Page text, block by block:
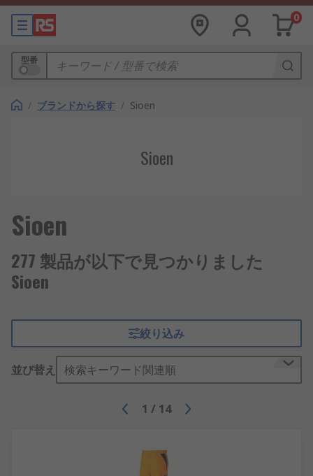
0
型番
/ ブランドから探す / Sioen
Sioen
Sioen
277 製品が以下で見つかりました
Sioen
絞り込み
並び替え 検索キーワード関連順
1 / 14